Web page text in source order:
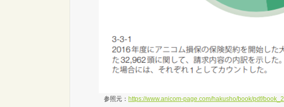
参照元： https://www.anicom-page.com/hakusho/book/pdf/